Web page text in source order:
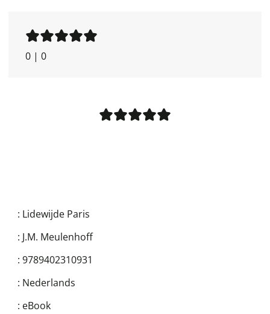
0 | 0
: Lidewijde Paris
: J.M. Meulenhoff
: 9789402310931
: Nederlands
: eBook